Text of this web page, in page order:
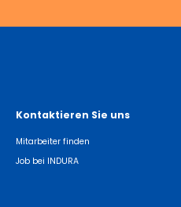
Kontaktieren Sie uns
Mitarbeiter finden
Job bei INDURA